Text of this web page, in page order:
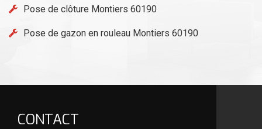
Pose de clôture Montiers 60190
Pose de gazon en rouleau Montiers 60190
CONTACT